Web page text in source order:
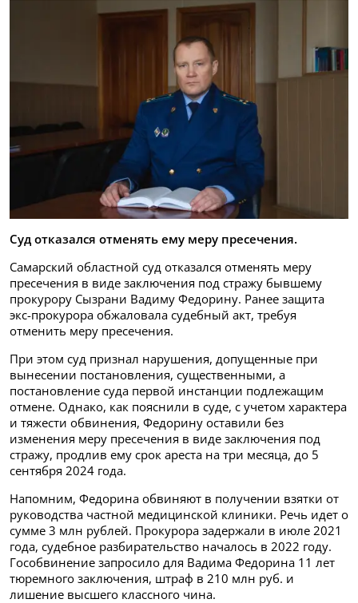
Суд отказался отменять ему меру пресечения.
Самарский областной суд отказался отменять меру
пресечения в виде заключения под стражу бывшему
прокурору Сызрани Вадиму Федорину. Ранее защита
экс-прокурора обжаловала судебный акт, требуя
отменить меру пресечения.
При этом суд признал нарушения, допущенные при
вынесении постановления, существенными, а
постановление суда первой инстанции подлежащим
отмене. Однако, как пояснили в суде, с учетом характера
и тяжести обвинения, Федорину оставили без
изменения меру пресечения в виде заключения под
стражу, продлив ему срок ареста на три месяца, до 5
сентября 2024 года.
Напомним, Федорина обвиняют в получении взятки от
руководства частной медицинской клиники. Речь идет о
сумме 3 млн рублей. Прокурора задержали в июле 2021
года, судебное разбирательство началось в 2022 году.
Гособвинение запросило для Вадима Федорина 11 лет
тюремного заключения, штраф в 210 млн руб. и
лишение высшего классного чина.